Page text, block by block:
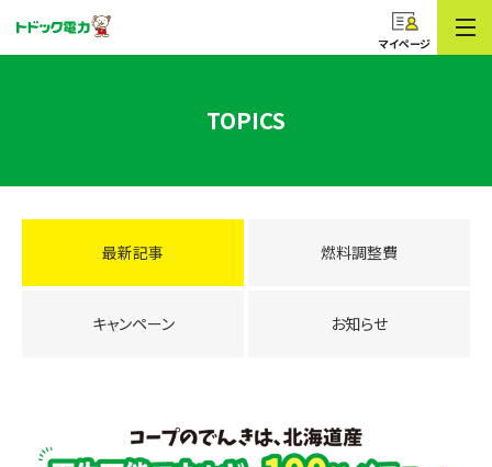
マイページ
TOPICS
最新記事 燃料調整費
キャンペーン お知らせ